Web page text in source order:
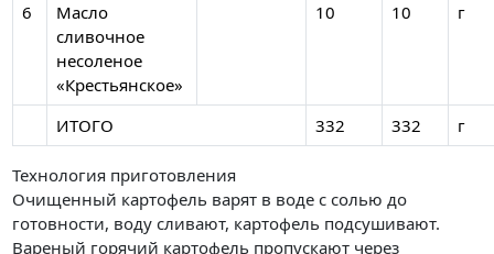
6
Масло
сливочное
несоленое
«Крестьянское»
10 10 г
ИТОГО 332 332 г
Технология приготовления
Очищенный картофель варят в воде с солью до
готовности, воду сливают, картофель подсушивают.
Вареный горячий картофель пропускают через